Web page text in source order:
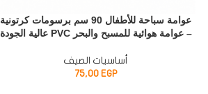
عوامة سباحة للأطفال 90 سم برسومات كرتونية
– عوامة هوائية للمسبح والبحر PVC عالية الجودة
أساسيات الصيف
75,00 EGP